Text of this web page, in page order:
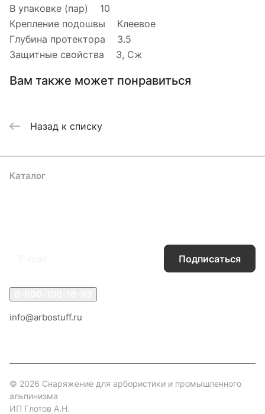
В упаковке (пар) 10
Крепление подошвы Клеевое
Глубина протектора 3.5
Защитные свойства З, Сж
Вам также может понравиться
Назад к списку
Каталог
Подписаться
info@arbostuff.ru
© 2026 Снаряжение для арбористики и промышленного
альпинизма
ИП Глотов А.Н.